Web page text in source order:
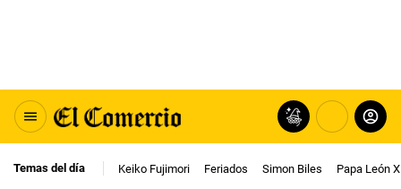
Temas del día Keiko Fujimori Feriados Simon Biles Papa León